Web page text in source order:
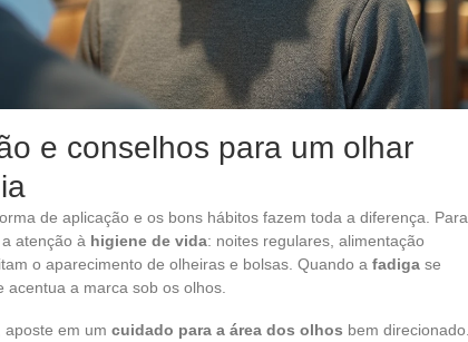
e conselhos para um olhar
de aplicação e os bons hábitos fazem toda a diferença. Para
atenção à higiene de vida: noites regulares, alimentação
o aparecimento de olheiras e bolsas. Quando a fadiga se
a marca sob os olhos.
aposte em um cuidado para a área dos olhos bem direcionado.